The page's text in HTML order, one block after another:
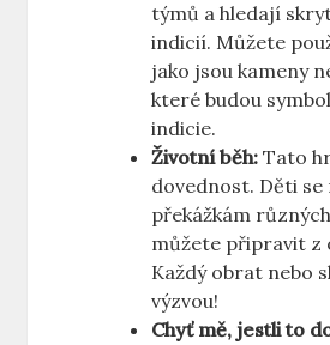
týmů a hledají
indicií. Můžete
jako jsou kameny
které budou
indicie.
Životní běh: Tato
dovednost. Děti se
překážkám
můžete připravit z
Každý obrat nebo
výzvou!
Chyť mě, jestli to